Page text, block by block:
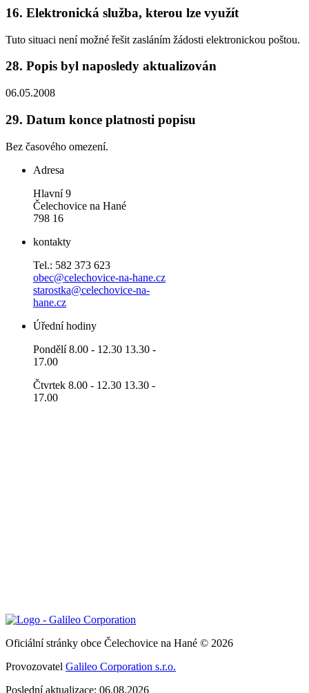
16. Elektronická služba, kterou lze využít
Tuto situaci není možné řešit zasláním žádosti elektronickou poštou.
28. Popis byl naposledy aktualizován
06.05.2008
29. Datum konce platnosti popisu
Bez časového omezení.
Adresa
Hlavní 9
Čelechovice na Hané
798 16
kontakty
Tel.: 582 373 623
obec@celechovice-na-hane.cz
starostka@celechovice-na-
hane.cz
Úřední hodiny
Pondělí 8.00 - 12.30 13.30 -
17.00
Čtvrtek 8.00 - 12.30 13.30 -
17.00
Oficiální stránky obce Čelechovice na Hané © 2026
Provozovatel Galileo Corporation s.r.o.
Poslední aktualizace: 06.08.2026